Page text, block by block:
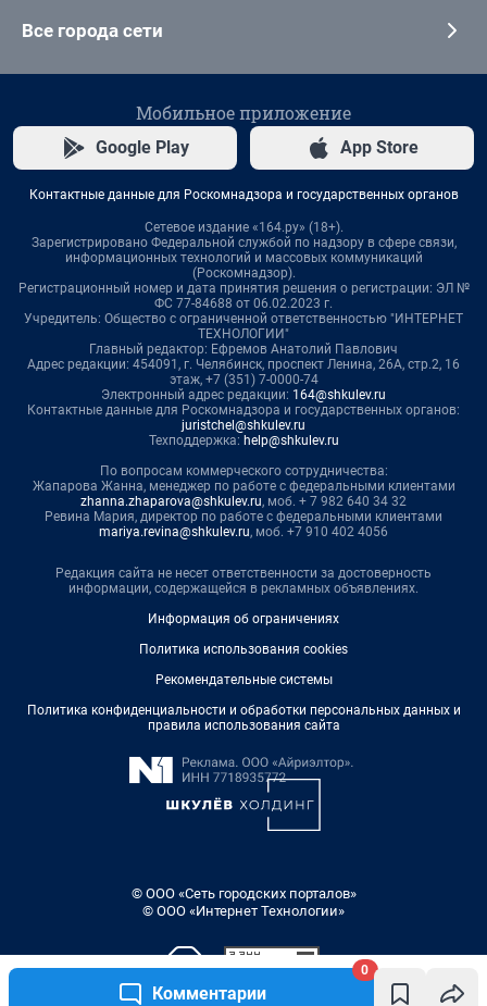
Комментарии
0
Все города сети
Мобильное приложение
Google Play App Store
Контактные данные для Роскомнадзора и государственных органов
Сетевое издание «164.ру» (18+).
Зарегистрировано Федеральной службой по надзору в сфере связи,
информационных технологий и массовых коммуникаций
(Роскомнадзор).
Регистрационный номер и дата принятия решения о регистрации: ЭЛ №
ФС 77-84688 от 06.02.2023 г.
Учредитель: Общество с ограниченной ответственностью "ИНТЕРНЕТ
ТЕХНОЛОГИИ"
Главный редактор: Ефремов Анатолий Павлович
Адрес редакции: 454091, г. Челябинск, проспект Ленина, 26А, стр.2, 16
этаж, +7 (351) 7-0000-74
Электронный адрес редакции: 164@shkulev.ru
Контактные данные для Роскомнадзора и государственных органов:
juristchel@shkulev.ru
Техподдержка: help@shkulev.ru
По вопросам коммерческого сотрудничества:
Жапарова Жанна, менеджер по работе с федеральными клиентами
zhanna.zhaparova@shkulev.ru, моб. + 7 982 640 34 32
Ревина Мария, директор по работе с федеральными клиентами
mariya.revina@shkulev.ru, моб. +7 910 402 4056
Редакция сайта не несет ответственности за достоверность
информации, содержащейся в рекламных объявлениях.
Информация об ограничениях
Политика использования cookies
Рекомендательные системы
Политика конфиденциальности и обработки персональных данных и
правила использования сайта
© ООО «Сеть городских порталов»
© ООО «Интернет Технологии»